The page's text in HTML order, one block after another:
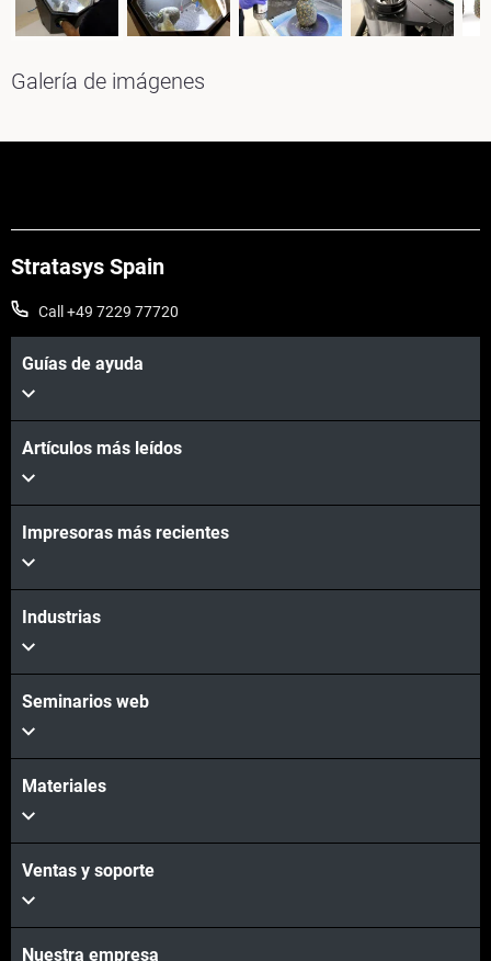
Galería de imágenes
Stratasys Spain
Call +49 7229 77720
Guías de ayuda
Artículos más leídos
Impresoras más recientes
Industrias
Seminarios web
Materiales
Ventas y soporte
Nuestra empresa